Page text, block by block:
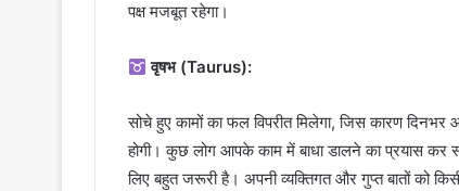
पक्ष मजबूत रहेगा।
वृषभ (Taurus):
सोचे हुए कामों का फल विपरीत मिलेगा, जिस कारण
होगी। कुछ लोग आपके काम में बाधा डालने का प्रयास
लिए बहुत जरूरी है। अपनी व्यक्तिगत और गुप्त बातों को